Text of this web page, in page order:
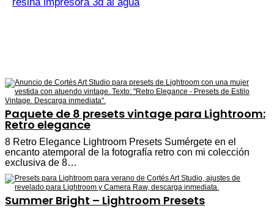
Paquete de 8 presets vintage para Lightroom:
Retro elegance
8 Retro Elegance Lightroom Presets Sumérgete en el
encanto atemporal de la fotografía retro con mi colección
exclusiva de 8…
Summer Bright – Lightroom Presets